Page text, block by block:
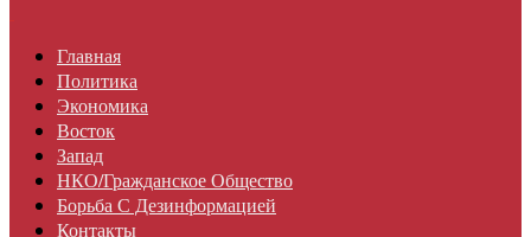
Главная
Политика
Экономика
Восток
Запад
НКО/гражданское Общество
Борьба С Дезинформацией
Контакты